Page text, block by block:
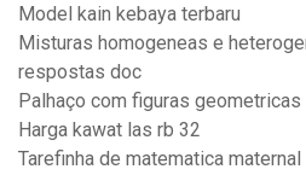
Model kain kebaya terbaru
Misturas homogeneas e
respostas doc
Palhaço com figuras
Harga kawat las rb 32
Tarefinha de matematica maternal